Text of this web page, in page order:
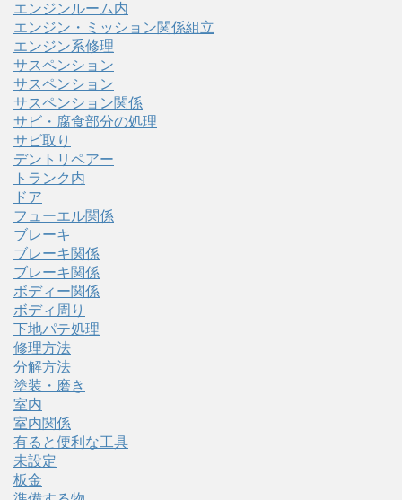
エンジンルーム内
エンジン・ミッション関係組立
エンジン系修理
サスペンション
サスペンション
サスペンション関係
サビ・腐食部分の処理
サビ取り
デントリペアー
トランク内
ドア
フューエル関係
ブレーキ
ブレーキ関係
ブレーキ関係
ボディー関係
ボディ周り
下地パテ処理
修理方法
分解方法
塗装・磨き
室内
室内関係
有ると便利な工具
未設定
板金